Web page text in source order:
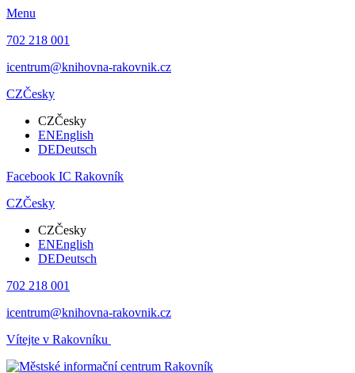
Menu
702 218 001
icentrum@knihovna-rakovnik.cz
CZČesky
CZČesky
ENEnglish
DEDeutsch
Facebook IC Rakovník
CZČesky
CZČesky
ENEnglish
DEDeutsch
702 218 001
icentrum@knihovna-rakovnik.cz
Vítejte v Rakovníku